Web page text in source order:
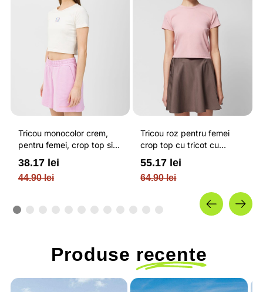
Tricou monocolor crem,
pentru femei, crop top si
croiala slim 4F
44.90 lei
38.17 lei
Tricou roz pentru femei
crop top cu tricot cu
nervuri OUTHORN
64.90 lei
55.17 lei
Produse recente